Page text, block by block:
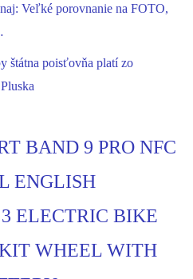
Veľké porovnanie na FOTO,
štátna poisťovňa platí zo
BAND 9 PRO NFC
ENGLISH
ELECTRIC BIKE
WHEEL WITH